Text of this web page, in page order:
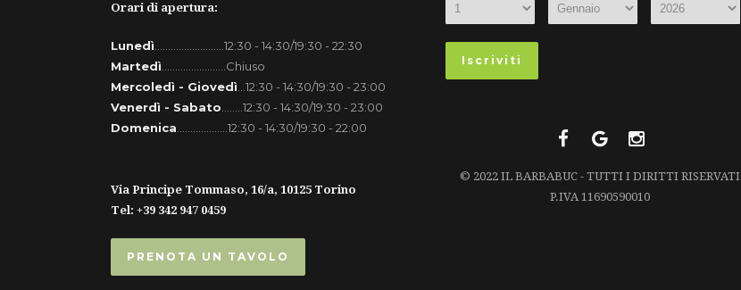
Orari di apertura:
Lunedì ..........................12:30 - 14:30/19:30 - 22:30
Martedì ........................Chiuso
Mercoledì - Giovedì ...12:30 - 14:30/19:30 - 23:00
Venerdì - Sabato ........12:30 - 14:30/19:30 - 23:00
Domenica ...................12:30 - 14:30/19:30 - 22:00
Via Principe Tommaso, 16/a, 10125 Torino
Tel: +39 342 947 0459
PRENOTA UN TAVOLO
© 2022 IL BARBABUC - TUTTI I DIRITTI RISERVATI
P.IVA 11690590010